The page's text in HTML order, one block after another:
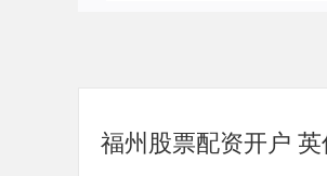
福州股票配资开户